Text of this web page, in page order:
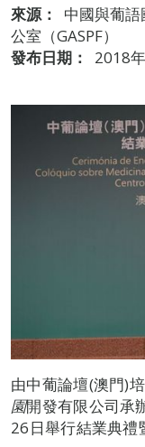
來源：
中國與葡
公室（GASPF）
發布日期：
2018
由中葡論壇(澳門)
園開發有限公司承
26日舉行結業典禮